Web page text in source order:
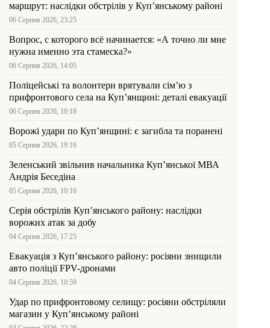
маршрут: наслідки обстрілів у Куп’янському районі
06 Серпня 2026, 23:25
Вопрос, с которого всё начинается: «А точно ли мне
нужна именно эта стамеска?»
06 Серпня 2026, 14:05
Поліцейські та волонтери врятували сім’ю з
прифронтового села на Куп’янщині: деталі евакуації
06 Серпня 2026, 10:18
Ворожі удари по Куп’янщині: є загибла та поранені
05 Серпня 2026, 19:16
Зеленський звільнив начальника Купʼянської МВА
Андрія Беседіна
05 Серпня 2026, 10:16
Серія обстрілів Куп’янського району: наслідки
ворожих атак за добу
04 Серпня 2026, 17:25
Евакуація з Куп’янського району: росіяни знищили
авто поліції FPV-дронами
04 Серпня 2026, 10:59
Удар по прифронтовому селищу: росіяни обстріляли
магазин у Куп’янському районі